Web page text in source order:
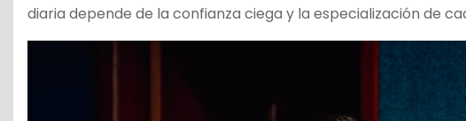
diaria depende de la confianza ciega y la especialización de